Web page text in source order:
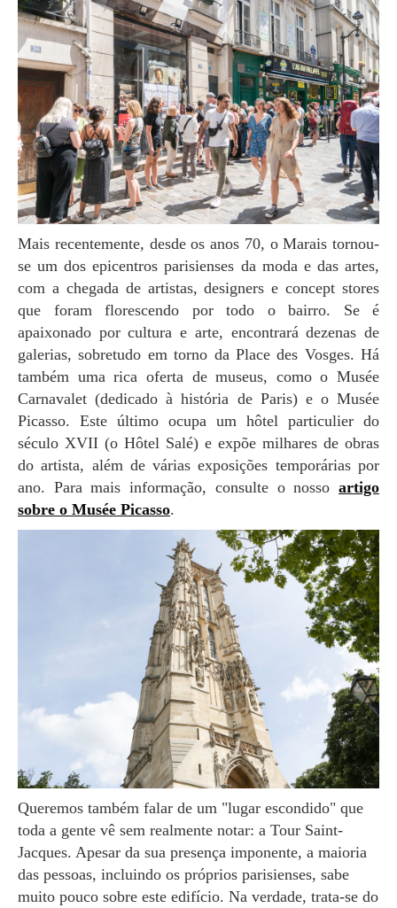
Mais recentemente, desde os anos 70, o Marais tornou-
se um dos epicentros parisienses da moda e das artes,
com a chegada de artistas, designers e concept stores
que foram florescendo por todo o bairro. Se é
apaixonado por cultura e arte, encontrará dezenas de
galerias, sobretudo em torno da Place des Vosges. Há
também uma rica oferta de museus, como o Musée
Carnavalet (dedicado à história de Paris) e o Musée
Picasso. Este último ocupa um hôtel particulier do
século XVII (o Hôtel Salé) e expõe milhares de obras
do artista, além de várias exposições temporárias por
ano. Para mais informação, consulte o nosso artigo
sobre o Musée Picasso.
Queremos também falar de um "lugar escondido" que
toda a gente vê sem realmente notar: a Tour Saint-
Jacques. Apesar da sua presença imponente, a maioria
das pessoas, incluindo os próprios parisienses, sabe
muito pouco sobre este edifício. Na verdade, trata-se do